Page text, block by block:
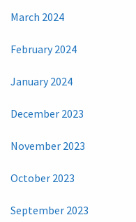
March 2024
February 2024
January 2024
December 2023
November 2023
October 2023
September 2023